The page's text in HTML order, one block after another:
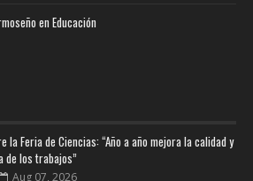
en Educación
la Feria de Ciencias: “Año a año mejora la calidad y
de los trabajos”
Aug 07, 2026